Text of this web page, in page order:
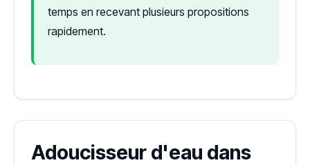
temps en recevant plusieurs propositions
rapidement.
Adoucisseur d'eau dans